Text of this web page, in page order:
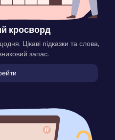
кросворд
Цікаві підказки та слова,
запас.